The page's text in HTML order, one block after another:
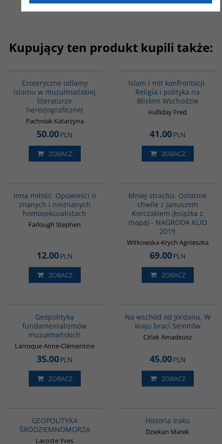
Kupujący ten produkt kupili także:
Ezoteryczne odłamy
islamu w muzułmańskiej
literaturze
herezjograficznej
Pachniak Katarzyna
50.00PLN
ZOBACZ
Islam i mit konfrontacji.
Religia i polityka na
Bliskim Wschodzie
Halliday Fred
41.00PLN
ZOBACZ
Inna miłość. Opowieści o
znanych i nieznanych
homoseksualistach
Farlough Stephen
12.00PLN
ZOBACZ
Mniej strachu. Ostatnie
chwile z Januszem
Korczakiem (książka z
mapą) - NAGRODA KLIO
2019
Witkowska-Krych Agnieszka
69.00PLN
ZOBACZ
Geopolityka
fundamentalizmów
muzułmańskich
Larroque Anne-Clémentine
35.00PLN
ZOBACZ
Na wschód od Jordanu. W
kraju braci Semitów
Citlak Amadeusz
45.00PLN
ZOBACZ
GEOPOLITYKA
ŚRÓDZIEMNOMORZA
Lacoste Yves
Historia Iraku
Dziekan Marek